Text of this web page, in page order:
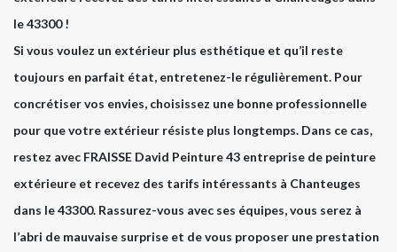
le 43300 !
Si vous voulez un extérieur plus esthétique et qu’il reste
toujours en parfait état, entretenez-le régulièrement. Pour
concrétiser vos envies, choisissez une bonne professionnelle
pour que votre extérieur résiste plus longtemps. Dans ce cas,
restez avec FRAISSE David Peinture 43 entreprise de peinture
extérieure et recevez des tarifs intéressants à Chanteuges
dans le 43300. Rassurez-vous avec ses équipes, vous serez à
l’abri de mauvaise surprise et de vous proposer une prestation